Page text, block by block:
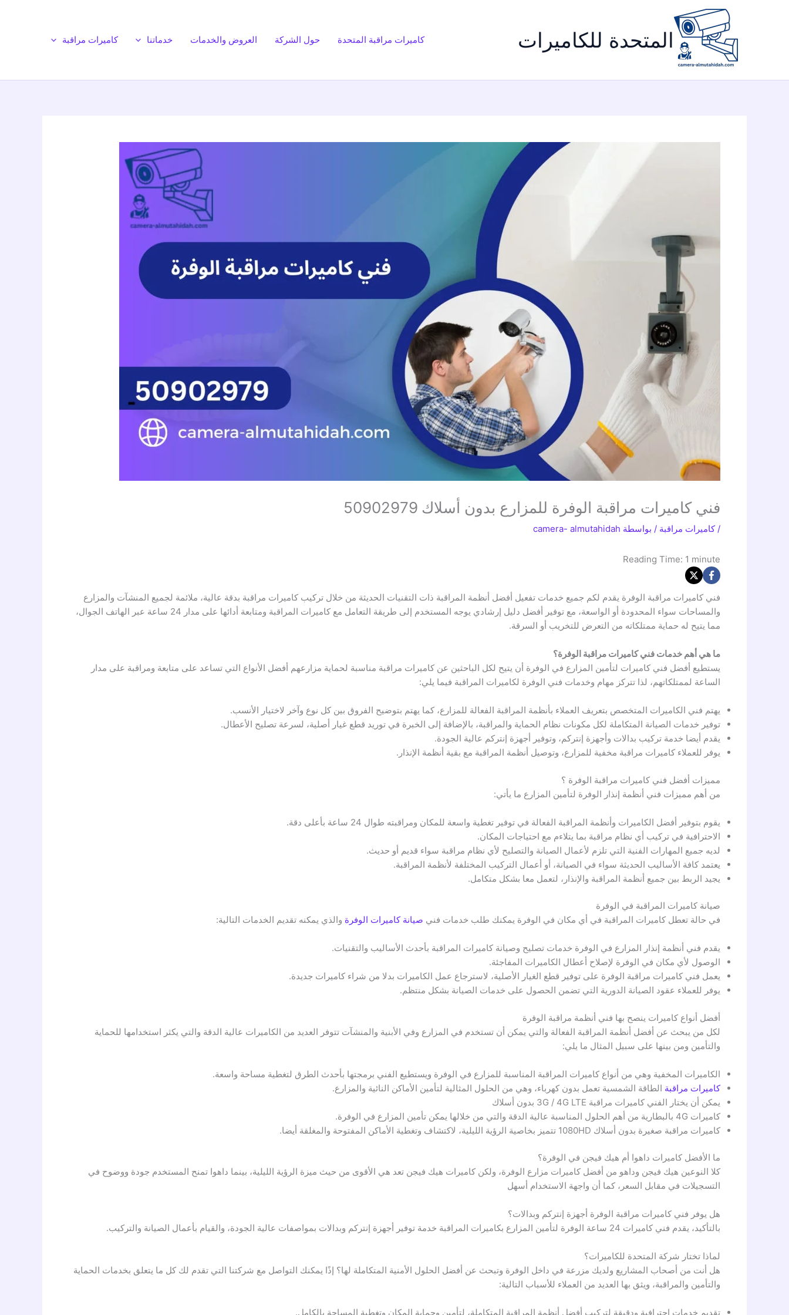
المتحدة للكاميرات كاميرات مراقبة المتحدة حول الشركة العروض والخدمات خدماتنا كاميرات مراقبة
فني كاميرات مراقبة الوفرة للمزارع بدون أسلاك 50902979
/كاميرات مراقبة / بواسطة camera- almutahidah
Reading Time: 1 minute
فني كاميرات مراقبة الوفرة يقدم لكم جميع خدمات تفعيل أفضل أنظمة المراقبة ذات التقنيات الحديثة من خلال تركيب كاميرات مراقبة بدقة عالية، ملائمة لجميع المنشآت والمزارع
والمساحات سواء المحدودة أو الواسعة، مع توفير أفضل دليل إرشادي يوجه المستخدم إلى طريقة التعامل مع كاميرات المراقبة ومتابعة أدائها على مدار 24 ساعة عبر الهاتف الجوال،
مما يتيح له حماية ممتلكاته من التعرض للتخريب أو السرقة.
ما هي أهم خدمات فني كاميرات مراقبة الوفرة؟
يستطيع أفضل فني كاميرات لتأمين المزارع في الوفرة أن يتيح لكل الباحثين عن كاميرات مراقبة مناسبة لحماية مزارعهم أفضل الأنواع التي تساعد على متابعة ومراقبة على مدار
الساعة لممتلكاتهم، لذا تتركز مهام وخدمات فني الوفرة لكاميرات المراقبة فيما يلي:
يهتم فني الكاميرات المتخصص بتعريف العملاء بأنظمة المراقبة الفعالة للمزارع، كما يهتم بتوضيح الفروق بين كل نوع وآخر لاختيار الأنسب.
توفير خدمات الصيانة المتكاملة لكل مكونات نظام الحماية والمراقبة، بالإضافة إلى الخبرة في توريد قطع غيار أصلية، لسرعة تصليح الأعطال.
يقدم أيضا خدمة تركيب بدالات وأجهزة إنتركم، وتوفير أجهزة إنتركم عالية الجودة.
يوفر للعملاء كاميرات مراقبة مخفية للمزارع، وتوصيل أنظمة المراقبة مع بقية أنظمة الإنذار.
مميزات أفضل فني كاميرات مراقبة الوفرة ؟
من أهم مميزات فني أنظمة إنذار الوفرة لتأمين المزارع ما يأتي:
يقوم بتوفير أفضل الكاميرات وأنظمة المراقبة الفعالة في توفير تغطية واسعة للمكان ومراقبته طوال 24 ساعة بأعلى دقة.
الاحترافية في تركيب أي نظام مراقبة بما يتلاءم مع احتياجات المكان.
لديه جميع المهارات الفنية التي تلزم لأعمال الصيانة والتصليح لأي نظام مراقبة سواء قديم أو حديث.
يعتمد كافة الأساليب الحديثة سواء في الصيانة، أو أعمال التركيب المختلفة لأنظمة المراقبة.
يجيد الربط بين جميع أنظمة المراقبة والإنذار، لتعمل معا بشكل متكامل.
صيانة كاميرات المراقبة في الوفرة
في حالة تعطل كاميرات المراقبة في أي مكان في الوفرة يمكنك طلب خدمات فني صيانة كاميرات الوفرة والذي يمكنه تقديم الخدمات التالية:
يقدم فني أنظمة إنذار المزارع في الوفرة خدمات تصليح وصيانة كاميرات المراقبة بأحدث الأساليب والتقنيات.
الوصول لأي مكان في الوفرة لإصلاح أعطال الكاميرات المفاجئة.
يعمل فني كاميرات مراقبة الوفرة على توفير قطع الغيار الأصلية، لاسترجاع عمل الكاميرات بدلا من شراء كاميرات جديدة.
يوفر للعملاء عقود الصيانة الدورية التي تضمن الحصول على خدمات الصيانة بشكل منتظم.
أفضل أنواع كاميرات ينصح بها فني أنظمة مراقبة الوفرة
لكل من يبحث عن أفضل أنظمة المراقبة الفعالة والتي يمكن أن تستخدم في المزارع وفي الأبنية والمنشآت تتوفر العديد من الكاميرات عالية الدقة والتي يكثر استخدامها للحماية
والتأمين ومن بينها على سبيل المثال ما يلي:
الكاميرات المخفية وهي من أنواع كاميرات المراقبة المناسبة للمزارع في الوفرة ويستطيع الفني برمجتها بأحدث الطرق لتغطية مساحة واسعة.
كاميرات مراقبة الطاقة الشمسية تعمل بدون كهرباء، وهي من الحلول المثالية لتأمين الأماكن النائية والمزارع.
يمكن أن يختار الفني كاميرات مراقبة 3G / 4G LTE بدون أسلاك
كاميرات 4G بالبطارية من أهم الحلول المناسبة عالية الدقة والتي من خلالها يمكن تأمين المزارع في الوفرة.
كاميرات مراقبة صغيرة بدون أسلاك 1080HD تتميز بخاصية الرؤية الليلية، لاكتشاف وتغطية الأماكن المفتوحة والمغلقة أيضا.
ما الأفضل كاميرات داهوا أم هيك فيجن في الوفرة؟
كلا النوعين هيك فيجن وداهو من أفضل كاميرات مزارع الوفرة، ولكن كاميرات هيك فيجن تعد هي الأقوى من حيث ميزة الرؤية الليلية، بينما داهوا تمنح المستخدم جودة ووضوح في
التسجيلات في مقابل السعر، كما أن واجهة الاستخدام أسهل
هل يوفر فني كاميرات مراقبة الوفرة أجهزة إنتركم وبدالات؟
بالتأكيد، يقدم فني كاميرات 24 ساعة الوفرة لتأمين المزارع بكاميرات المراقبة خدمة توفير أجهزة إنتركم وبدالات بمواصفات عالية الجودة، والقيام بأعمال الصيانة والتركيب.
لماذا تختار شركة المتحدة للكاميرات؟
هل أنت من أصحاب المشاريع ولديك مزرعة في داخل الوفرة وتبحث عن أفضل الحلول الأمنية المتكاملة لها؟ إذًا يمكنك التواصل مع شركتنا التي تقدم لك كل ما يتعلق بخدمات الحماية
والتأمين والمراقبة، ويثق بها العديد من العملاء للأسباب التالية:
تقديم خدمات احترافية ودقيقة لتركيب أفضل أنظمة المراقبة المتكاملة، لتأمين وحماية المكان وتغطية المساحة بالكامل.